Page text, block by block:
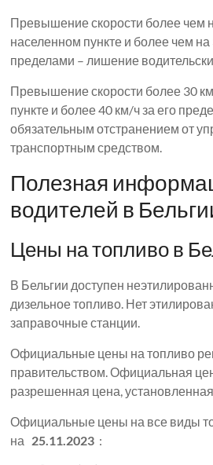
Превышение скорости более чем
населенном пункте и более чем на
пределами – лишение
Превышение скорости более 30
пункте и более 40 км/ч за его
обязательным отстранением от
транспортным средством.
Полезная
водителей в
Цены на топливо в
В Бельгии доступен
дизельное топливо. Нет
заправочные станции.
Официальные цены на топливо
правительством. Официальная
разрешенная цена,
Официальные цены на все виды
на 25.11.2023 :